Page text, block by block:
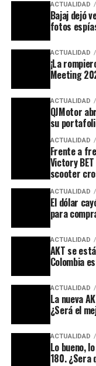
ACTUALIDAD
Bajaj dejó
fotos
ACTUALIDAD
¡La
Meeting
ACTUALIDAD
QJMotor
su
ACTUALIDAD
Frente a
Victory
scooter
ACTUALIDAD
El dólar
para
ACTUALIDAD
AKT se
Colombia
ACTUALIDAD
La nueva
¿Será el
ACTUALIDAD
Lo bueno,
180. ¿Sera